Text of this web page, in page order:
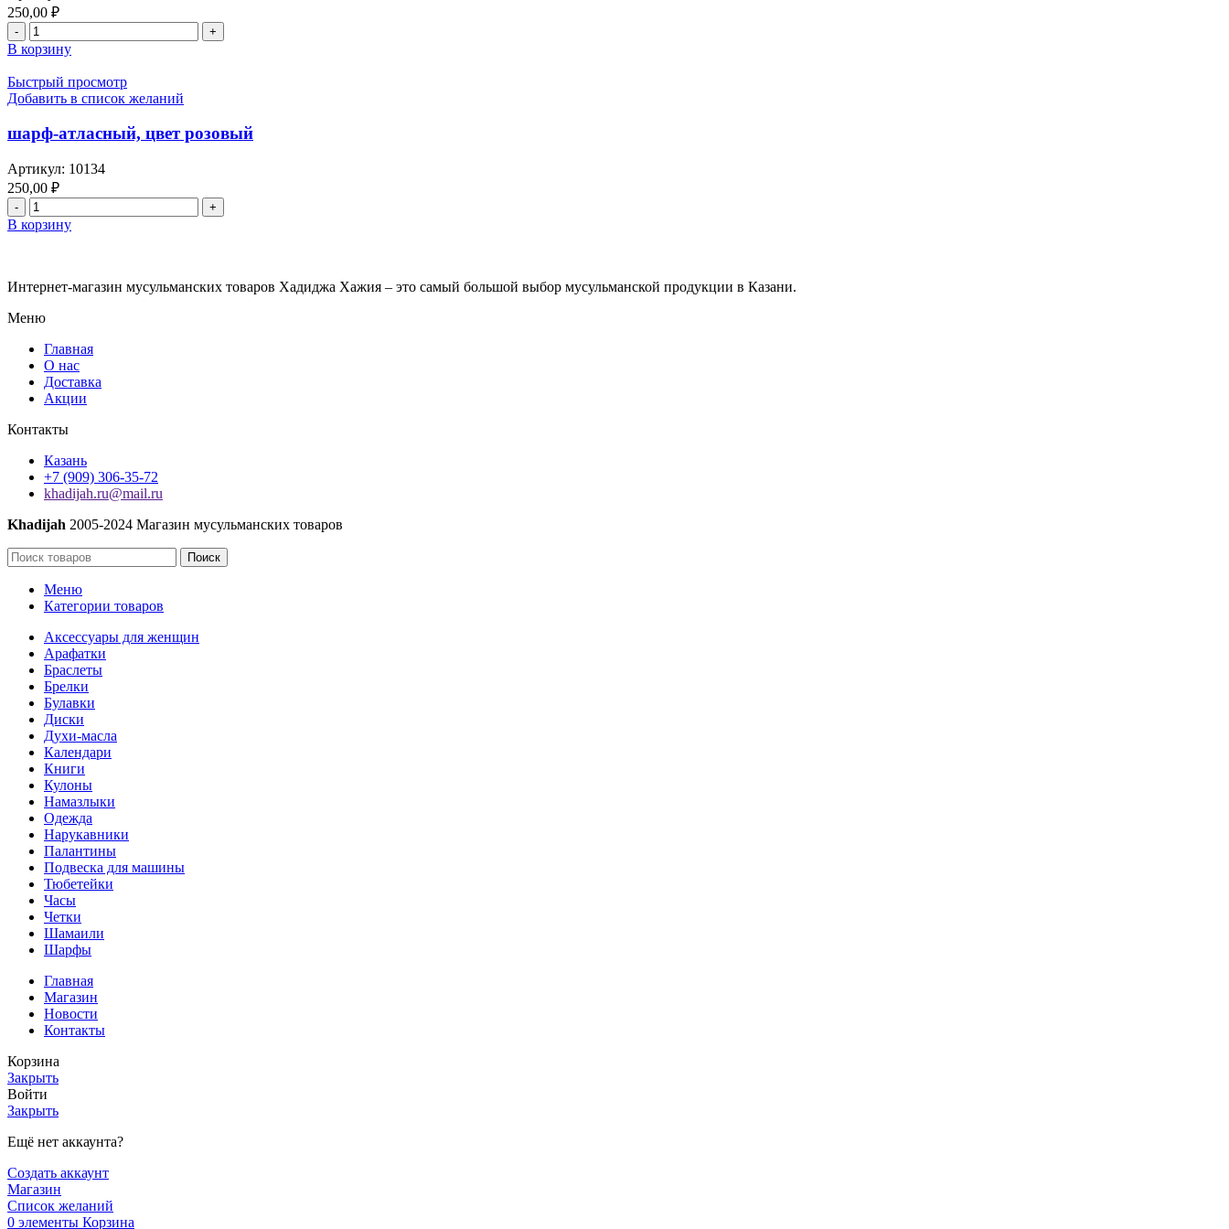
волос
внутри,
татарская-
одежда,
цвета
зеленого
250,00 ₽
Количество
товара
шарф-
атласный,
цвет
В корзину
Быстрый просмотр
Добавить в список желаний
шарф-атласный, цвет розовый
Артикул: 10134
250,00 ₽
Количество
товара
шарф-
розовый
В корзину
Интернет-магазин мусульманских товаров Хадиджа Хажия – это самый большой выбор мусульманской продукции в Казани.
Меню
Главная
О нас
Доставка
Акции
Контакты
Казань
+7 (909) 306-35-72
khadijah.ru@mail.ru
Khadijah 2005-2024 Магазин мусульманских товаров
Поиск
Меню
Категории товаров
Аксессуары для женщин
Арафатки
Браслеты
Брелки
Булавки
Диски
Духи-масла
Календари
Книги
Кулоны
Намазлыки
Одежда
Нарукавники
Палантины
Подвеска для машины
Тюбетейки
Часы
Четки
Шамаили
Шарфы
Главная
Магазин
Новости
Контакты
Корзина
Закрыть
Войти
Закрыть
Ещё нет аккаунта?
Создать аккаунт
Магазин
Список желаний
0 элементы Корзина